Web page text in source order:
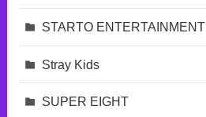
STARTO ENTERTAINMENT
Stray Kids
SUPER EIGHT